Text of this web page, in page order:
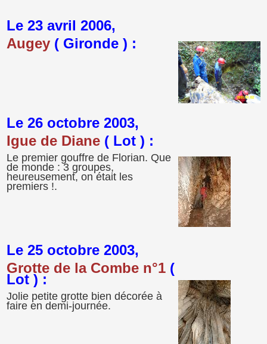
Le 23 avril 2006,
Augey ( Gironde ) :
Le 26 octobre 2003,
Igue de Diane ( Lot ) :
Le premier gouffre de Florian. Que
de monde : 3 groupes,
heureusement, on était les
premiers !.
Le 25 octobre 2003,
Grotte de la Combe n°1 (
Lot ) :
Jolie petite grotte bien décorée à
faire en demi-journée.